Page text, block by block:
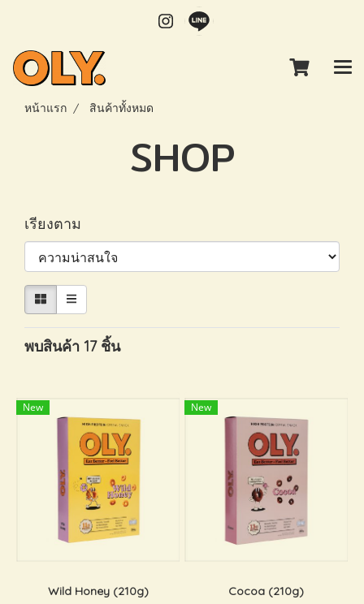
หน้าแรก สินค้าทั้งหมด
SHOP
เรียงตาม
พบสินค้า 17 ชิ้น
New
Wild Honey (210g)
New
Cocoa (210g)